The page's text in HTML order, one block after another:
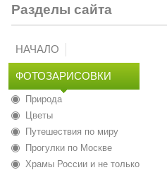
Разделы сайта
НАЧАЛО
ФОТОЗАРИСОВКИ
Природа
Цветы
Путешествия по миру
Прогулки по Москве
Храмы России и не только